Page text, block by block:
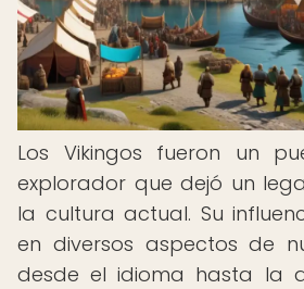
Los Vikingos fueron un
explorador que dejó un
la cultura actual. Su
en diversos aspectos de
desde el idioma hasta la